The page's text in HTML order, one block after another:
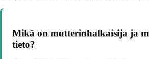
Mikä on mutterinhalkaisija ja
tieto?